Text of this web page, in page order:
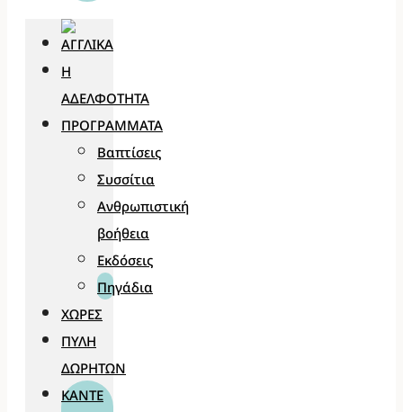
Η
ΑΔΕΛΦΌΤΗΤΑ
ΠΡΟΓΡΆΜΜΑΤΑ
Βαπτίσεις
Συσσίτια
Ανθρωπιστική
βοήθεια
Εκδόσεις
Πηγάδια
ΧΏΡΕΣ
ΠΎΛΗ
ΔΩΡΗΤΏΝ
ΚΆΝΤΕ